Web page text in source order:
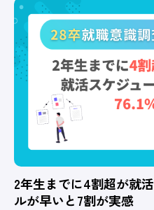
2年生までに4割超が就
ルが早いと7割が実感